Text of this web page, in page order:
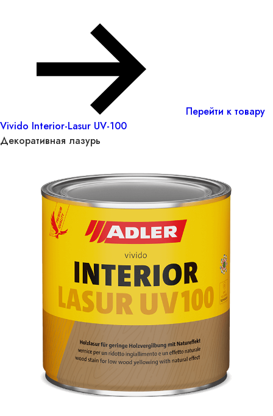
Перейти к товару
Vivido Interior-Lasur UV-100
Декоративная лазурь